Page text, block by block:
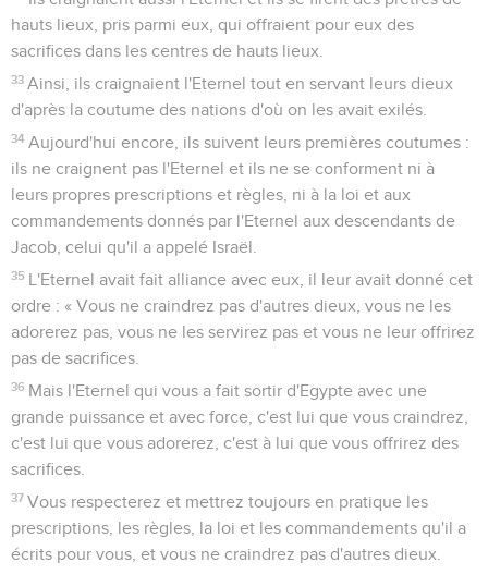
hauts lieux, pris parmi eux, qui offraient pour eux des
sacrifices dans les centres de hauts lieux.
33 Ainsi, ils craignaient l'Eternel tout en servant leurs dieux
d'après la coutume des nations d'où on les avait exilés.
34 Aujourd'hui encore, ils suivent leurs premières coutumes :
ils ne craignent pas l'Eternel et ils ne se conforment ni à
leurs propres prescriptions et règles, ni à la loi et aux
commandements donnés par l'Eternel aux descendants de
Jacob, celui qu'il a appelé Israël.
35 L'Eternel avait fait alliance avec eux, il leur avait donné cet
ordre : « Vous ne craindrez pas d'autres dieux, vous ne les
adorerez pas, vous ne les servirez pas et vous ne leur offrirez
pas de sacrifices.
36 Mais l'Eternel qui vous a fait sortir d'Egypte avec une
grande puissance et avec force, c'est lui que vous craindrez,
c'est lui que vous adorerez, c'est à lui que vous offrirez des
sacrifices.
37 Vous respecterez et mettrez toujours en pratique les
prescriptions, les règles, la loi et les commandements qu'il a
écrits pour vous, et vous ne craindrez pas d'autres dieux.